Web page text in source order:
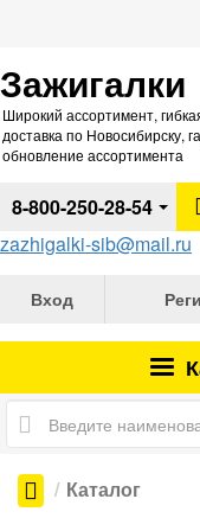
Зажигалки
Широкий ассортимент,
доставка по Новосибирску,
обновление ассортимента
8-800-250-28-54
zazhigalki-sib@mail.ru
Вход
Каталог